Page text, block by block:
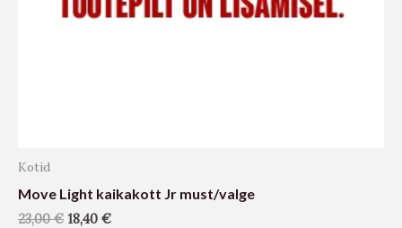
Kotid
Move Light kaikakott Jr must/valge
23,00€ 18,40 €